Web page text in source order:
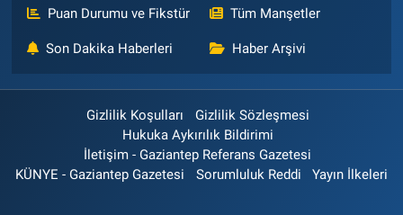
Puan Durumu ve Fikstür Tüm Manşetler
Son Dakika Haberleri Haber Arşivi
Gizlilik Koşulları
Gizlilik Sözleşmesi
Hukuka Aykırılık Bildirimi
İletişim - Gaziantep Referans Gazetesi
KÜNYE - Gaziantep Gazetesi
Sorumluluk Reddi Yayın İlkeleri